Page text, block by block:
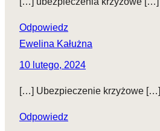
Odpowiedz
Ewelina Kałużna
10 lutego, 2024
[…] Ubezpieczenie krzyżowe […]
Odpowiedz